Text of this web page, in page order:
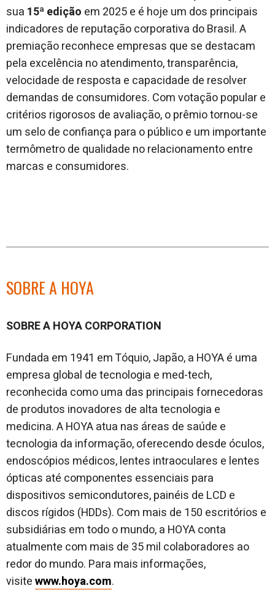
sua 15ª edição em 2025 e é hoje um dos principais
indicadores de reputação corporativa do Brasil. A
premiação reconhece empresas que se destacam
pela excelência no atendimento, transparência,
velocidade de resposta e capacidade de resolver
demandas de consumidores. Com votação popular e
critérios rigorosos de avaliação, o prêmio tornou-se
um selo de confiança para o público e um importante
termômetro de qualidade no relacionamento entre
marcas e consumidores.
SOBRE A HOYA
SOBRE A HOYA CORPORATION
Fundada em 1941 em Tóquio, Japão, a HOYA é uma
empresa global de tecnologia e med-tech,
reconhecida como uma das principais fornecedoras
de produtos inovadores de alta tecnologia e
medicina. A HOYA atua nas áreas de saúde e
tecnologia da informação, oferecendo desde óculos,
endoscópios médicos, lentes intraoculares e lentes
ópticas até componentes essenciais para
dispositivos semicondutores, painéis de LCD e
discos rígidos (HDDs). Com mais de 150 escritórios e
subsidiárias em todo o mundo, a HOYA conta
atualmente com mais de 35 mil colaboradores ao
redor do mundo. Para mais informações,
visitewww.hoya.com.